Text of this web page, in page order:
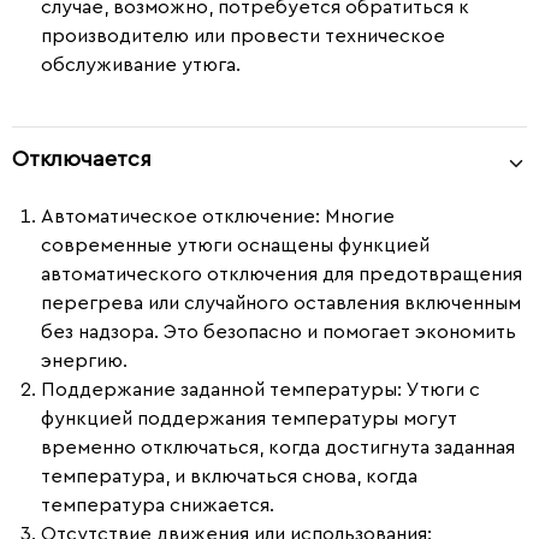
случае, возможно, потребуется обратиться к
производителю или провести техническое
обслуживание утюга.
Отключается
Автоматическое отключение: Многие
современные утюги оснащены функцией
автоматического отключения для предотвращения
перегрева или случайного оставления включенным
без надзора. Это безопасно и помогает экономить
энергию.
Поддержание заданной температуры: Утюги с
функцией поддержания температуры могут
временно отключаться, когда достигнута заданная
температура, и включаться снова, когда
температура снижается.
Отсутствие движения или использования: